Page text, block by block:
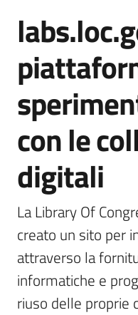
Archivio
storico
Conservazione
Argomenti
Contatti
Salta al contenuto
con le
digitali
La Library Of
creato un sito per
attraverso la
informatiche e
riuso delle proprie